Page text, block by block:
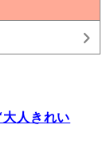
人きれい